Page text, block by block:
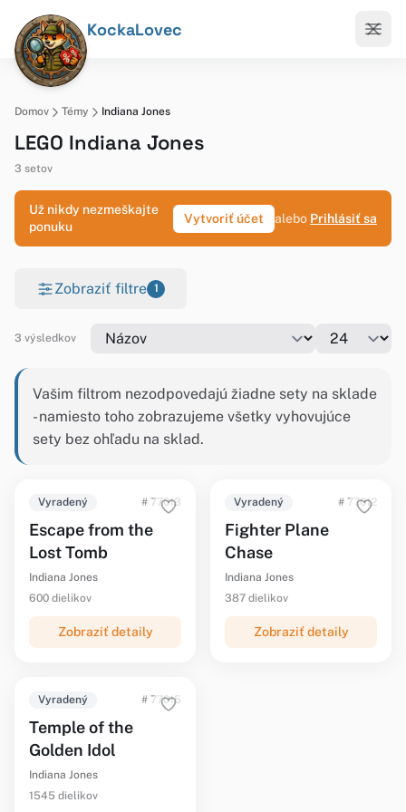
KockaLovec
Domov Témy Indiana Jones
LEGO Indiana Jones
3 setov
Už nikdy nezmeškajte
ponuku
Vytvoriť účet alebo Prihlásiť sa
Zobraziť filtre 1
3 výsledkov
Vašim filtrom nezodpovedajú žiadne sety na sklade
- namiesto toho zobrazujeme všetky vyhovujúce
sety bez ohľadu na sklad.
Vyradený # 77013
Escape from the
Lost Tomb
Indiana Jones
600 dielikov
Zobraziť detaily
Vyradený # 77012
Fighter Plane
Chase
Indiana Jones
387 dielikov
Zobraziť detaily
Vyradený # 77015
Temple of the
Golden Idol
Indiana Jones
1545 dielikov